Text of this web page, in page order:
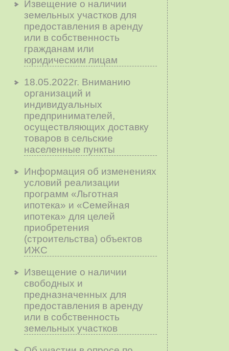
Извещение о наличии
земельных участков для
предоставления в аренду
или в собственность
гражданам или
юридическим лицам
18.05.2022г. Вниманию
организаций и
индивидуальных
предпринимателей,
осуществляющих доставку
товаров в сельские
населенные пункты
Информация об изменениях
условий реализации
программ «Льготная
ипотека» и «Семейная
ипотека» для целей
приобретения
(строительства) объектов
ИЖС
Извещение о наличии
свободных и
предназначенных для
предоставления в аренду
или в собственность
земельных участков